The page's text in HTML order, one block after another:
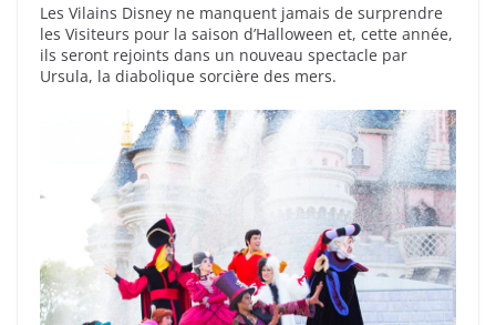
Les Vilains Disney ne manquent jamais de surprendre
les Visiteurs pour la saison d’Halloween et, cette année,
ils seront rejoints dans un nouveau spectacle par
Ursula, la diabolique sorcière des mers.